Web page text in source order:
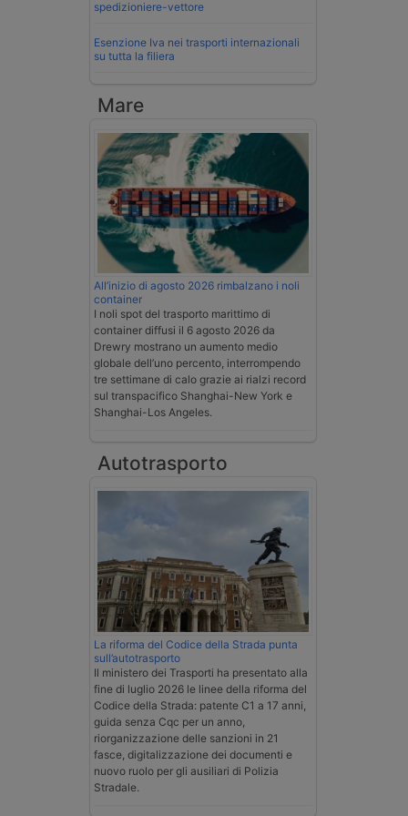
spedizioniere-vettore
Esenzione Iva nei trasporti internazionali
su tutta la filiera
Mare
All’inizio di agosto 2026 rimbalzano i noli
container
I noli spot del trasporto marittimo di
container diffusi il 6 agosto 2026 da
Drewry mostrano un aumento medio
globale dell’uno percento, interrompendo
tre settimane di calo grazie ai rialzi record
sul transpacifico Shanghai-New York e
Shanghai-Los Angeles.
Autotrasporto
La riforma del Codice della Strada punta
sull’autotrasporto
Il ministero dei Trasporti ha presentato alla
fine di luglio 2026 le linee della riforma del
Codice della Strada: patente C1 a 17 anni,
guida senza Cqc per un anno,
riorganizzazione delle sanzioni in 21
fasce, digitalizzazione dei documenti e
nuovo ruolo per gli ausiliari di Polizia
Stradale.